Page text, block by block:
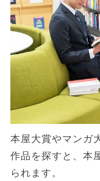
本屋大賞やマンガ
作品を探すと、本
られます。